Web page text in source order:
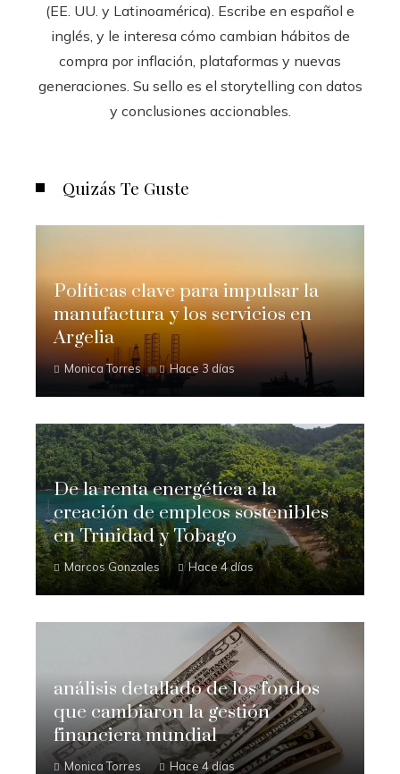
(EE. UU. y Latinoamérica). Escribe en español e
inglés, y le interesa cómo cambian hábitos de
compra por inflación, plataformas y nuevas
generaciones. Su sello es el storytelling con datos
y conclusiones accionables.
Quizás Te Guste
Políticas clave para impulsar la
manufactura y los servicios en
Argelia
Monica Torres Hace 3 días
De la renta energética a la
creación de empleos sostenibles
en Trinidad y Tobago
Marcos Gonzales Hace 4 días
análisis detallado de los fondos
que cambiaron la gestión
financiera mundial
Monica Torres Hace 4 días